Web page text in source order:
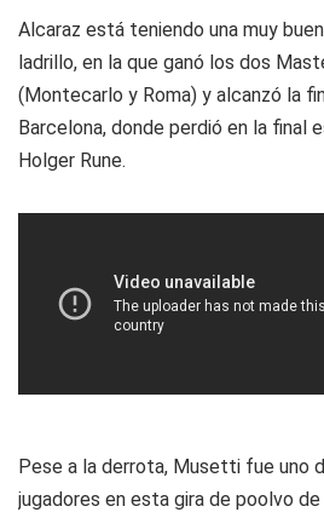
Alcaraz está teniendo una muy
ladrillo, en la que ganó los dos
(Montecarlo y Roma) y alcanzó la
Barcelona, donde perdió en la final
Holger Rune.
Pese a la derrota, Musetti fue uno
jugadores en esta gira de poolvo